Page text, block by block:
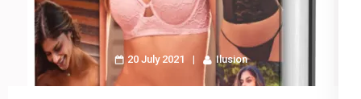
20 July 2021 Ilusion